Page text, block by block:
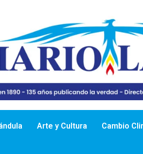
Arte y Cultura Cambio